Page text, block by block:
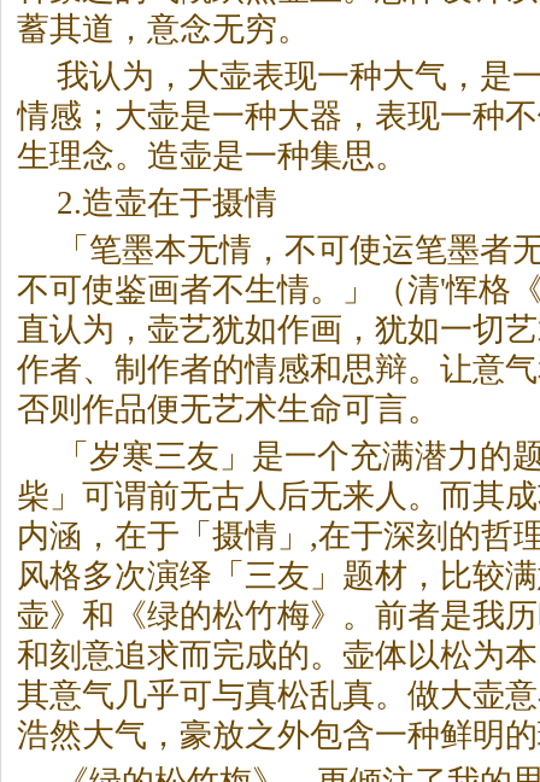
蓄其道，意念无穷。
我认为，大壶表现一种大气，是
情感；大壶是一种大器，表现一种
生理念。造壶是一种集思。
2.造壶在于摄情
「笔墨本无情，不可使运笔墨者
不可使鉴画者不生情。」（清'恽格
直认为，壶艺犹如作画，犹如一切
作者、制作者的情感和思辩。让意
否则作品便无艺术生命可言。
「岁寒三友」是一个充满潜力的
柴」可谓前无古人后无来人。而其
内涵，在于「摄情」,在于深刻的哲
风格多次演绎「三友」题材，比较
壶》和《绿的松竹梅》。前者是我
和刻意追求而完成的。壶体以松为
其意气几乎可与真松乱真。做大壶
浩然大气，豪放之外包含一种鲜明